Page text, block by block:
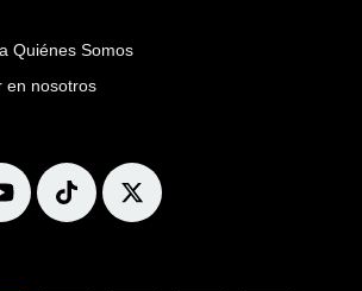
Quiénes Somos
en nosotros